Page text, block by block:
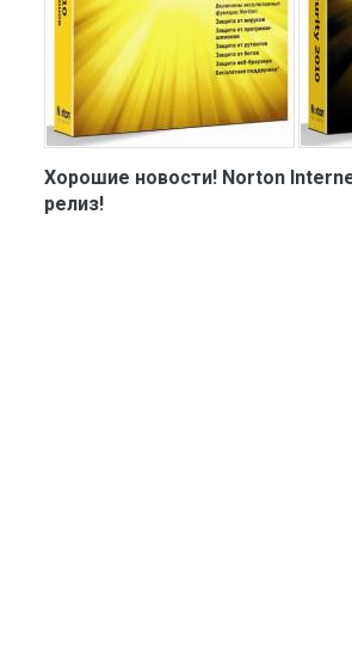
Хорошие новости! Norton
релиз!